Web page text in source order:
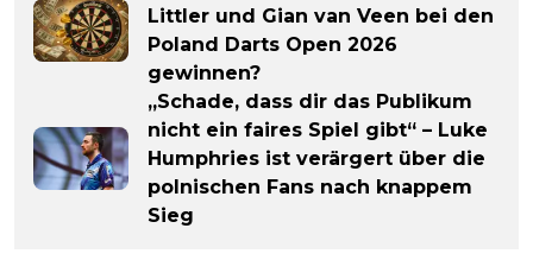
Littler und Gian van Veen bei den
Poland Darts Open 2026
gewinnen?
„Schade, dass dir das Publikum
nicht ein faires Spiel gibt“ – Luke
Humphries ist verärgert über die
polnischen Fans nach knappem
Sieg